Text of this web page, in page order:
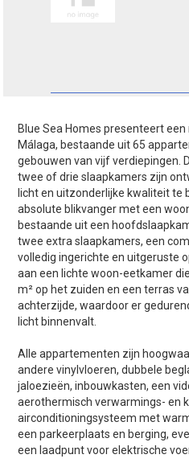
Blue Sea Homes presenteert
Málaga, bestaande uit 65
gebouwen van vijf verdiepingen.
twee of drie slaapkamers zijn
licht en uitzonderlijke kwaliteit te
absolute blikvanger met een
bestaande uit een
twee extra slaapkamers, een
volledig ingerichte en uitgeruste
aan een lichte woon-eetkamer
m² op het zuiden en een terras
achterzijde, waardoor er
licht binnenvalt.
Alle appartementen zijn
andere vinylvloeren, dubbele
jaloezieën, inbouwkasten, een
aerothermisch verwarmings- en
airconditioningsysteem met
een parkeerplaats en berging,
een laadpunt voor elektrische